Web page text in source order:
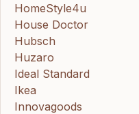
HomeStyle4u
House Doctor
Hubsch
Huzaro
Ideal Standard
Ikea
Innovagoods